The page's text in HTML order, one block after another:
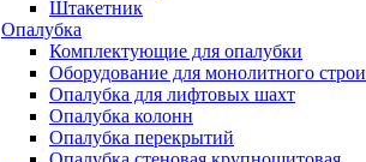
Штакетник
Опалубка
Комплектующие для опалубки
Оборудование для монолитного
Опалубка для лифтовых шахт
Опалубка колонн
Опалубка перекрытий